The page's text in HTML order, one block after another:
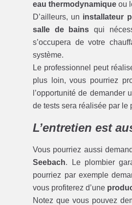
eau thermodynamique ou
D’ailleurs, un installateur
salle de bains qui
s’occupera de votre
système.
Le professionnel peut
plus loin, vous pourriez
l’opportunité de demander
de tests sera réalisée par le
L’entretien est
Vous pourriez aussi
Seebach. Le plombier
pourriez par exemple
vous profiterez d’une
Notez que vous pouvez